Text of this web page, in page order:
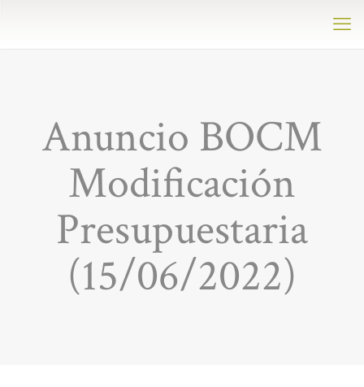
Anuncio BOCM
Modificación
Presupuestaria
(15/06/2022)